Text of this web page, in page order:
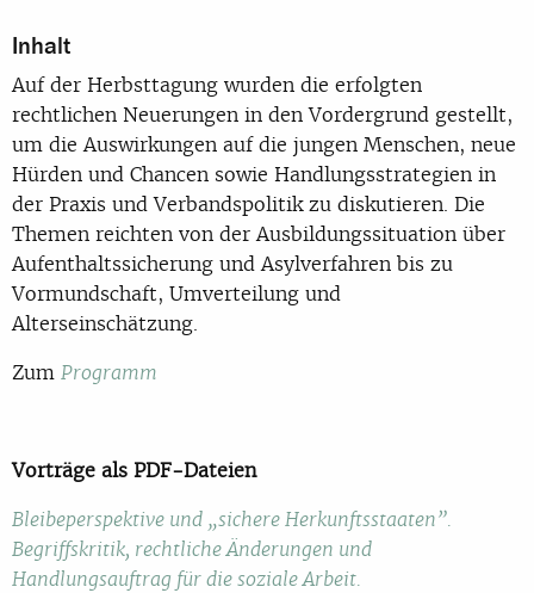
Inhalt
Auf der Herbsttagung wurden die erfolgten
rechtlichen Neuerungen in den Vordergrund gestellt,
um die Auswirkungen auf die jungen Menschen, neue
Hürden und Chancen sowie Handlungsstrategien in
der Praxis und Verbandspolitik zu diskutieren. Die
Themen reichten von der Ausbildungssituation über
Aufenthaltssicherung und Asylverfahren bis zu
Vormundschaft, Umverteilung und
Alterseinschätzung.
Zum Programm
Vorträge als PDF-Dateien
Bleibeperspektive und „sichere Herkunftsstaaten”.
Begriffskritik, rechtliche Änderungen und
Handlungsauftrag für die soziale Arbeit.